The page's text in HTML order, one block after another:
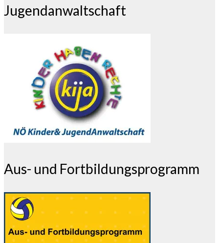
Jugendanwaltschaft
Aus- und Fortbildungsprogramm